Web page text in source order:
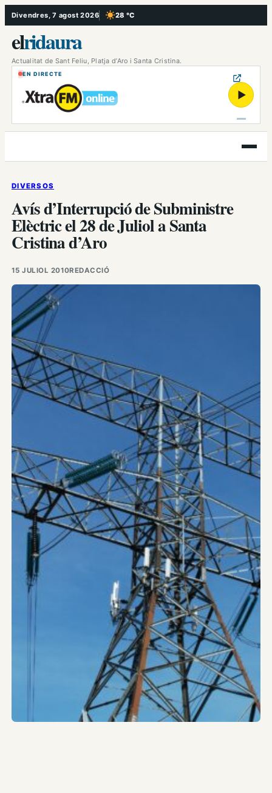
Vés
al
contingut
Divendres, 7 agost 2026 28 °C
, Cel serè
elridaura
Actualitat de Sant Feliu, Platja d’Aro i Santa Cristina.
EN DIRECTE
▶
Obre
el
DIVERSOS
Avís d’Interrupció de Subministre
Elèctric el 28 de Juliol a Santa
Cristina d’Aro
15 JULIOL 2010REDACCIÓ